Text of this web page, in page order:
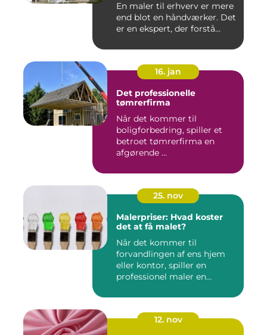
En maler til erhverv er mere
end blot en håndværker. Det
er en ekspert, der forstå...
16. jan
Det professionelle
tømrerfirma
Når det kommer til
boligforbedring, spiller et
betroet tømrerfirma en
afgørende ...
25. nov
Malerpriser: Hvad koster
det at få malet?
Når det kommer til
forvandlingen af ens hjem
eller kontor, spiller en
professionel maler en
12. nov